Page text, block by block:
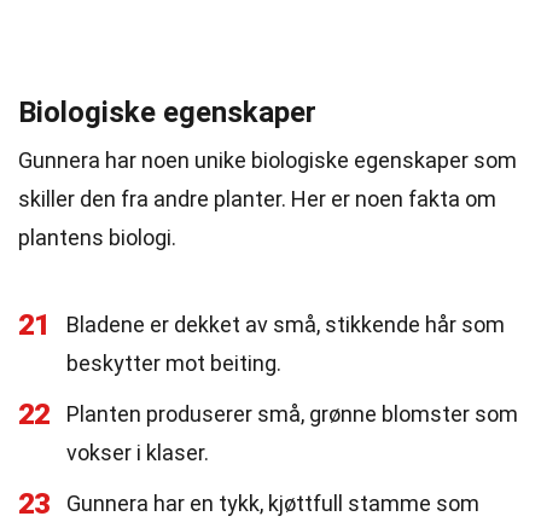
Biologiske egenskaper
Gunnera har noen unike biologiske egenskaper som
skiller den fra andre planter. Her er noen fakta om
plantens biologi.
21
Bladene er dekket av små, stikkende hår som
beskytter mot beiting.
22
Planten produserer små, grønne blomster som
vokser i klaser.
23
Gunnera har en tykk, kjøttfull stamme som